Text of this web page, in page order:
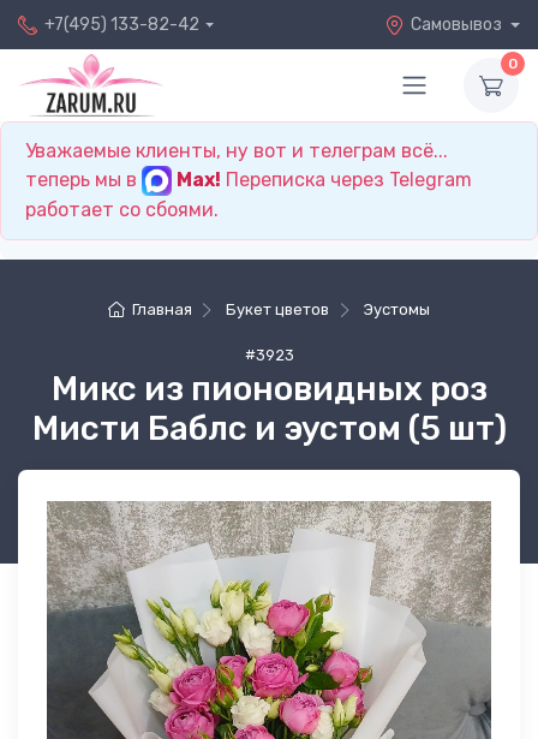
+7(495) 133-82-42 Самовывоз
0
Уважаемые клиенты, ну вот и телеграм всё...
теперь мы в
Max! Переписка через Telegram
работает со сбоями.
Главная Букет цветов Эустомы
#3923
Микс из пионовидных роз
Мисти Баблс и эустом (5 шт)